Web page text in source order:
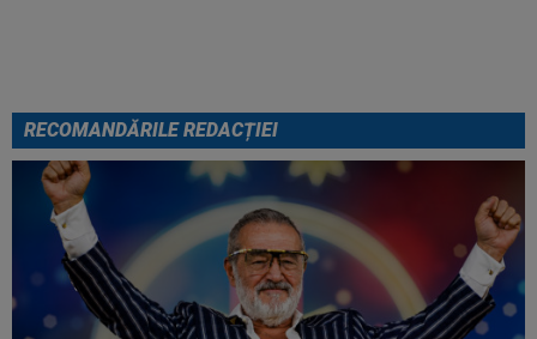
RECOMANDĂRILE REDACȚIEI